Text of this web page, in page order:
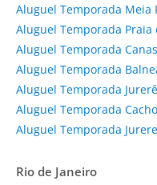
Aluguel Temporada Meia
Aluguel Temporada Praia
Aluguel Temporada
Aluguel Temporada
Aluguel Temporada
Aluguel Temporada
Aluguel Temporada
Rio de Janeiro